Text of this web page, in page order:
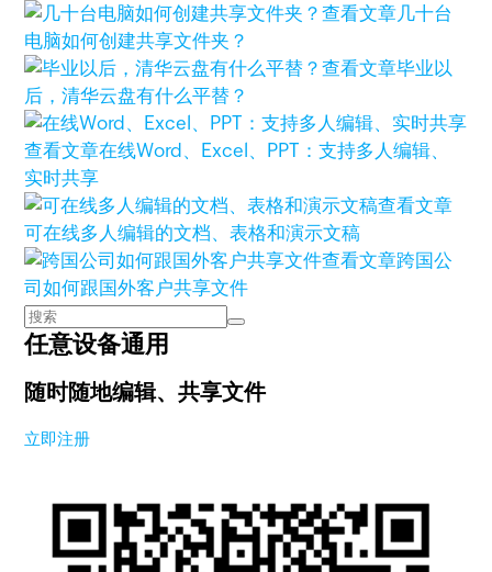
查看文章几十台
电脑如何创建共享文件夹？
查看文章毕业以
后，清华云盘有什么平替？
查看文章在线Word、Excel、PPT：支持多人编辑、
实时共享
查看文章
可在线多人编辑的文档、表格和演示文稿
查看文章跨国公
司如何跟国外客户共享文件
任意设备通用
随时随地编辑、共享文件
立即注册